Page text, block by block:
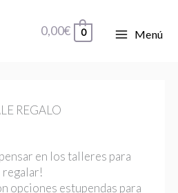
0,00€ 0 Menú
REGALO
en los talleres para
regalar!
opciones estupendas para